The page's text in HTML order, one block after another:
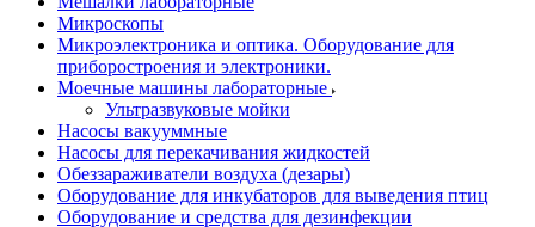
Микроскопы
Микроэлектроника и оптика. Оборудование для
приборостроения и электроники.
Моечные машины лабораторные
Ультразвуковые мойки
Насосы вакууммные
Насосы для перекачивания жидкостей
Обеззараживатели воздуха (дезары)
Оборудование для инкубаторов для выведения птиц
Оборудование и средства для дезинфекции